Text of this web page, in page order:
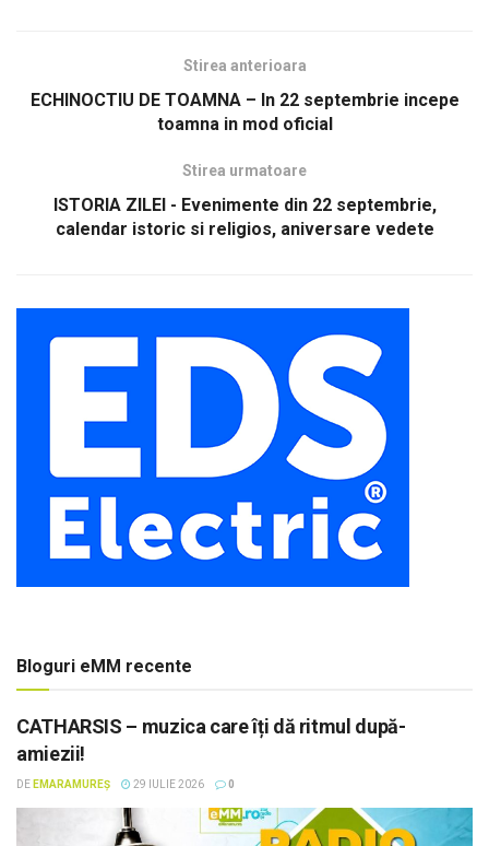
Stirea anterioara
ECHINOCTIU DE TOAMNA – In 22 septembrie incepe
toamna in mod oficial
Stirea urmatoare
ISTORIA ZILEI - Evenimente din 22 septembrie,
calendar istoric si religios, aniversare vedete
Bloguri eMM recente
CATHARSIS – muzica care îți dă ritmul după-
amiezii!
DE EMARAMUREȘ 29 IULIE 2026 0